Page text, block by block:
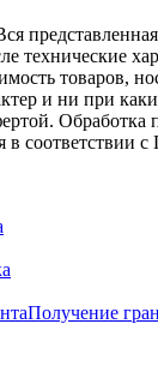
технические
товаров,
и ни при
Обработка
в соответствии
Получение